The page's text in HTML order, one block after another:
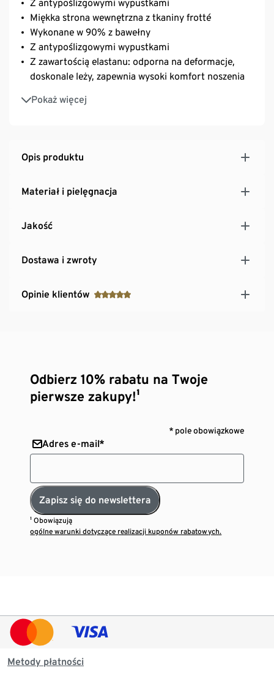
Z antypoślizgowymi wypustkami
Miękka strona wewnętrzna z tkaniny frotté
Wykonane w 90% z bawełny
Z antypoślizgowymi wypustkami
Z zawartością elastanu: odporna na deformacje,
doskonale leży, zapewnia wysoki komfort noszenia
Pokaż więcej
Wygodny ściągacz – skarpetki nie uciskają
Opis produktu
Materiał i pielęgnacja
Jakość
Dostawa i zwroty
Opinie klientów
Odbierz 10% rabatu na Twoje
pierwsze zakupy!¹
* pole obowiązkowe
Adres e-mail*
Zapisz się do newslettera
¹ Obowiązują
ogólne warunki dotyczące realizacji kuponów rabatowych.
Metody płatności